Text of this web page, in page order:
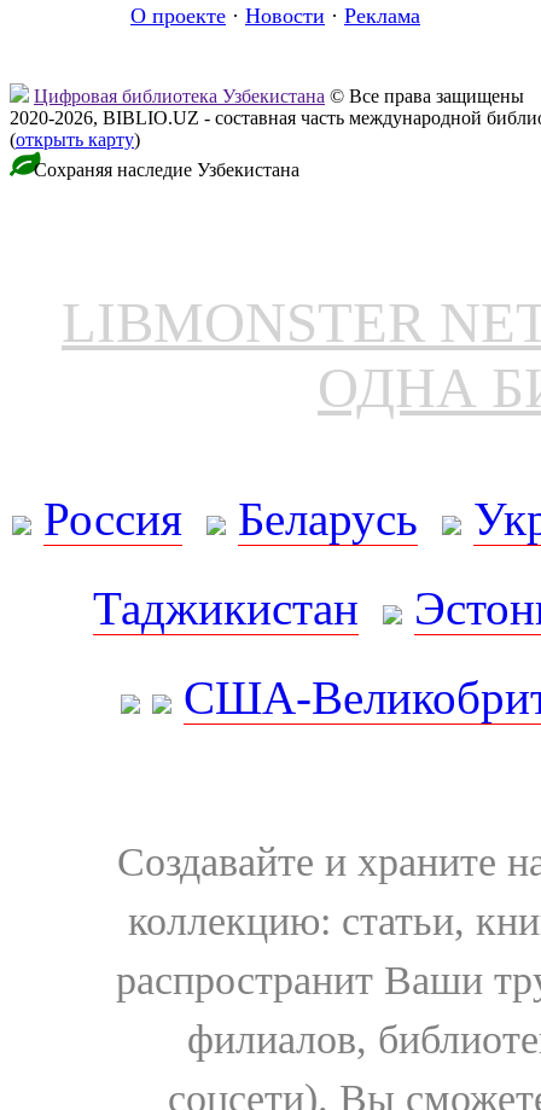
О проекте · Новости · Реклама
Цифровая библиотека Узбекистана © Все права защищены
2020-2026, BIBLIO.UZ - составная часть международной
(открыть карту)
Сохраняя наследие Узбекистана
LIBMONSTER
ОДНА
Россия Беларусь
Таджикистан
США-
Создавайте и храните
коллекцию: статьи,
распространит Ваши
филиалов,
соцсети). Вы